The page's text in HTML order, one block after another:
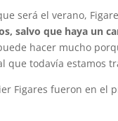
será el verano,
salvo que haya un
hacer mucho
que todavía estamos
Figares fueron en el